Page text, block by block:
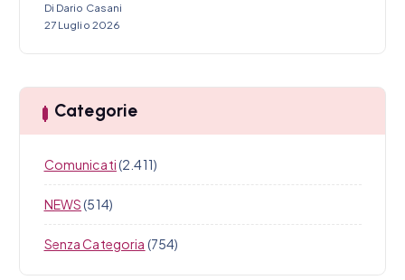
Di Dario Casani
27 Luglio 2026
Categorie
Comunicati(2.411)
NEWS(514)
Senza Categoria (754)